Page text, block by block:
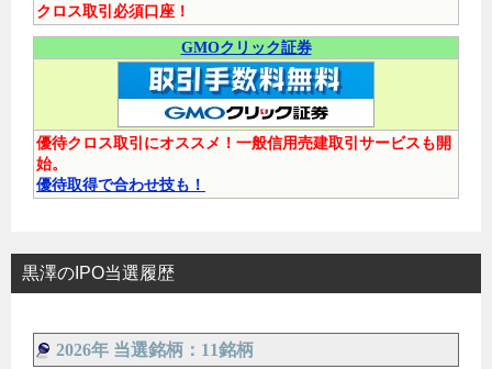
クロス取引必須口座！
GMOクリック証券
優待クロス取引にオススメ！一般信用売建取引サービスも開
始。
優待取得で合わせ技も！
黒澤のIPO当選履歴
2026年 当選銘柄：11銘柄